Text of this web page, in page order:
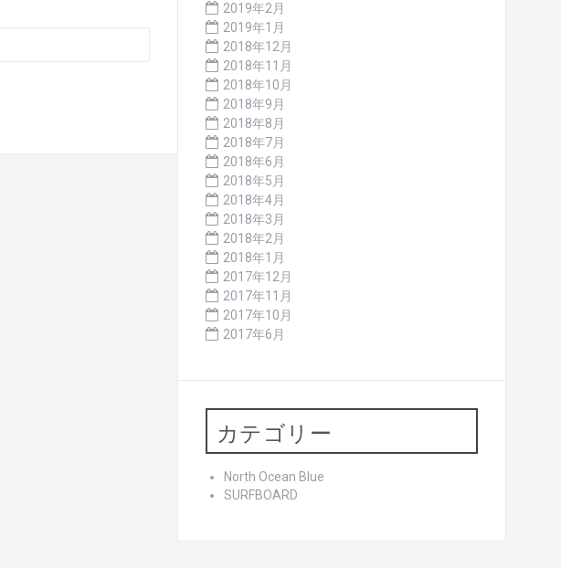
2019年2月
2019年1月
2018年12月
2018年11月
2018年10月
2018年9月
2018年8月
2018年7月
2018年6月
2018年5月
2018年4月
2018年3月
2018年2月
2018年1月
2017年12月
2017年11月
2017年10月
2017年6月
カテゴリー
North Ocean Blue
SURFBOARD